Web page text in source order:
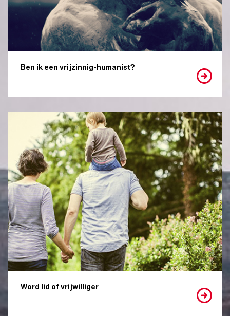
Ben ik een vrijzinnig-humanist?
Word lid of vrijwilliger